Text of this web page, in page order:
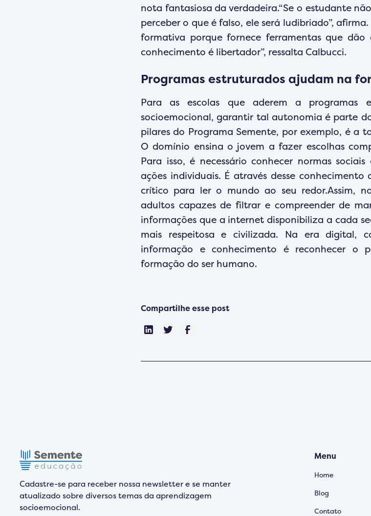
nota fantasiosa da verdadeira.“Se o estudante
perceber o que é falso, ele será ludibriado”,
formativa porque fornece ferramentas que
conhecimento é libertador”, ressalta Calbucci.
Programas estruturados ajudam na
Para as escolas que aderem a programas
socioemocional, garantir tal autonomia é parte
pilares do Programa Semente, por exemplo, é a
O domínio ensina o jovem a fazer escolhas
Para isso, é necessário conhecer normas
ações individuais. É através desse
crítico para ler o mundo ao seu redor.Assim,
adultos capazes de filtrar e compreender de
informações que a internet disponibiliza a cada
mais respeitosa e civilizada. Na era digital,
informação e conhecimento é reconhecer o
formação do ser humano.
Compartilhe esse post
Cadastre-se para receber nossa newsletter e se manter
atualizado sobre diversos temas da aprendizagem
socioemocional.
Menu
Home
Blog
Contato